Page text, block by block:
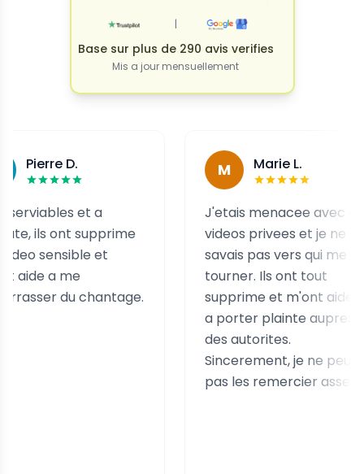
|
Base sur plus de 290 avis verifies
Mis a jour mensuellement
D.
et a
ont supprime
et
me
du chantage.
Marie L.
J'etais menacee avec des
videos privees et je ne
savais pas vers qui me
tourner. Ils ont tout
supprime et m'ont aidee
a porter plainte aupres
des autorites.
Sincerement, je ne peux
pas les remercier assez.